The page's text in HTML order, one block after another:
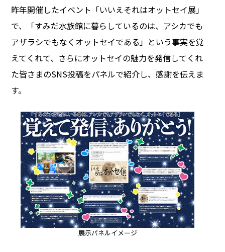
昨年開催したイベント「いいえそれはオットセイ展」
で、「すみだ水族館に暮らしているのは、アシカでも
アザラシでもなくオットセイである」という事実を覚
えてくれて、さらにオットセイの魅力を発信してくれ
た皆さまのSNS投稿をパネルで紹介し、感謝を伝えま
す。
展示パネルイメージ